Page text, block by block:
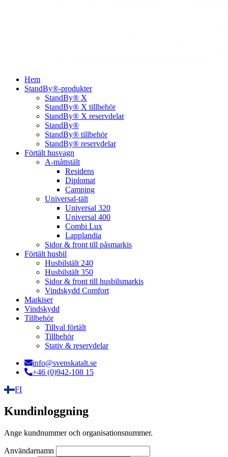
Hem
StandBy®-produkter
StandBy® X
StandBy® X tillbehör
StandBy® X reservdelar
StandBy®
StandBy® tillbehör
StandBy® reservdelar
Förtält husvagn
A-måttstält
Residens
Diplomat
Camping
Universal-tält
Universal 320
Universal 400
Combi Lux
Lapplandia
Sidor & front till påsmarkis
Förtält husbil
Husbilstält 240
Husbilstält 350
Sidor & front till husbilsmarkis
Vindskydd Comfort
Markiser
Vindskydd
Tillbehör
Tillval förtält
Tillbehör
Stativ & reservdelar
info@svenskatalt.se
+46 (0)942-108 15
FI
Kundinloggning
Ange kundnummer och organisationsnummer.
Användarnamn